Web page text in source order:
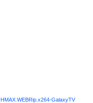
GalaxyTV